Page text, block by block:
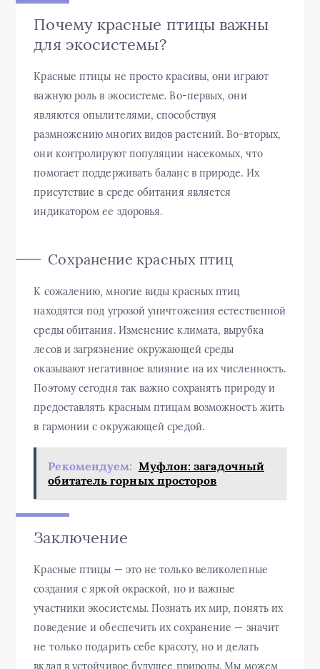
Почему красные птицы важны
для экосистемы?
Красные птицы не просто красивы, они играют
важную роль в экосистеме. Во-первых, они
являются опылителями, способствуя
размножению многих видов растений. Во-вторых,
они контролируют популяции насекомых, что
помогает поддерживать баланс в природе. Их
присутствие в среде обитания является
индикатором ее здоровья.
Сохранение красных птиц
К сожалению, многие виды красных птиц
находятся под угрозой уничтожения естественной
среды обитания. Изменение климата, вырубка
лесов и загрязнение окружающей среды
оказывают негативное влияние на их численность.
Поэтому сегодня так важно сохранять природу и
предоставлять красным птицам возможность жить
в гармонии с окружающей средой.
Рекомендуем: Муфлон: загадочный
обитатель горных просторов
Заключение
Красные птицы — это не только великолепные
создания с яркой окраской, но и важные
участники экосистемы. Познать их мир, понять их
поведение и обеспечить их сохранение — значит
не только подарить себе красоту, но и делать
вклад в устойчивое будущее природы. Мы можем